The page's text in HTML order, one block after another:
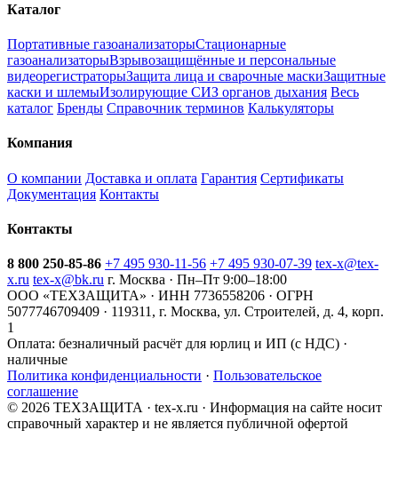
Каталог
Портативные газоанализаторыСтационарные
газоанализаторыВзрывозащищённые и персональные
видеорегистраторыЗащита лица и сварочные маскиЗащитные
каски и шлемыИзолирующие СИЗ органов дыхания Весь
каталог Бренды Справочник терминов Калькуляторы
Компания
О компании Доставка и оплата Гарантия Сертификаты
Документация Контакты
Контакты
8 800 250-85-86 +7 495 930-11-56 +7 495 930-07-39 tex-x@tex-
x.ru tex-x@bk.ru г. Москва · Пн–Пт 9:00–18:00
ООО «ТЕХЗАЩИТА» · ИНН 7736558206 · ОГРН
5077746709409 · 119311, г. Москва, ул. Строителей, д. 4, корп.
1
Оплата: безналичный расчёт для юрлиц и ИП (с НДС) ·
наличные
Политика конфиденциальности · Пользовательское
соглашение
© 2026 ТЕХЗАЩИТА · tex-x.ru · Информация на сайте носит
справочный характер и не является публичной офертой